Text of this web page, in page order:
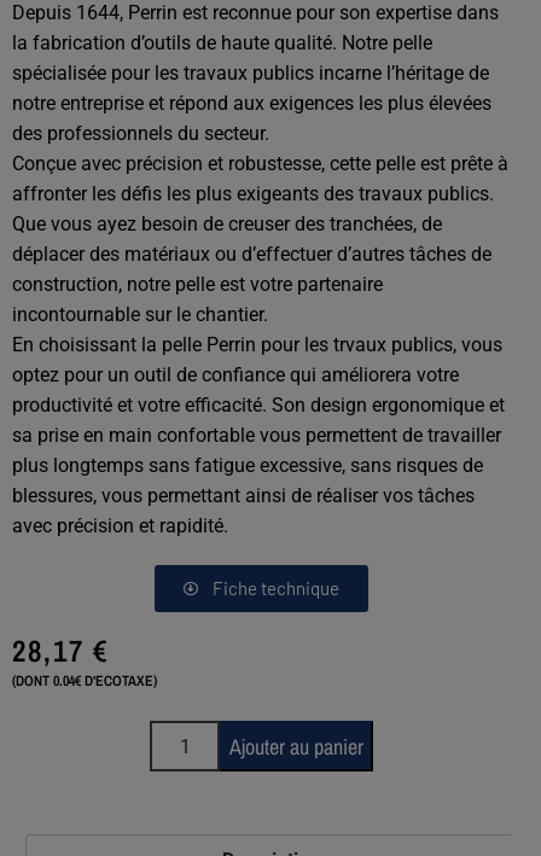
Depuis 1644, Perrin est reconnue pour son expertise dans
la fabrication d’outils de haute qualité. Notre pelle
spécialisée pour les travaux publics incarne l’héritage de
notre entreprise et répond aux exigences les plus élevées
des professionnels du secteur.
Conçue avec précision et robustesse, cette pelle est prête à
affronter les défis les plus exigeants des travaux publics.
Que vous ayez besoin de creuser des tranchées, de
déplacer des matériaux ou d’effectuer d’autres tâches de
construction, notre pelle est votre partenaire
incontournable sur le chantier.
En choisissant la pelle Perrin pour les trvaux publics, vous
optez pour un outil de confiance qui améliorera votre
productivité et votre efficacité. Son design ergonomique et
sa prise en main confortable vous permettent de travailler
plus longtemps sans fatigue excessive, sans risques de
blessures, vous permettant ainsi de réaliser vos tâches
avec précision et rapidité.
Fiche technique
28,17€
(DONT 0.04€ D'ECOTAXE)
Ajouter au panier